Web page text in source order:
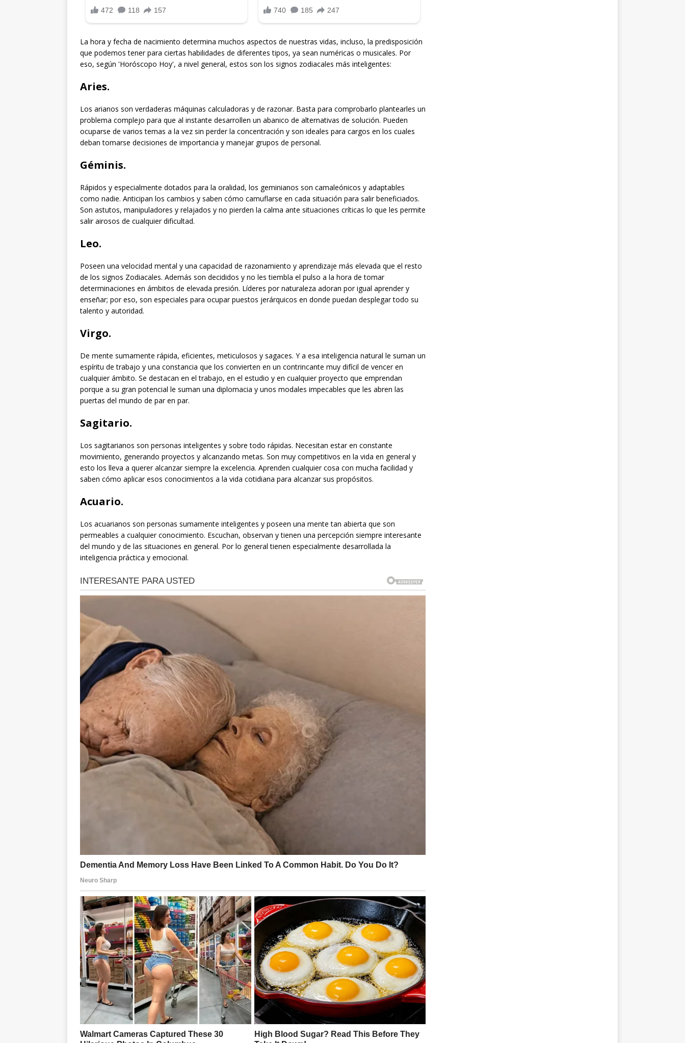
La hora y fecha de nacimiento determina muchos aspectos de nuestras vidas, incluso, la predisposición
que podemos tener para ciertas habilidades de diferentes tipos, ya sean numéricas o musicales. Por
eso, según 'Horóscopo Hoy', a nivel general, estos son los signos zodiacales más inteligentes:
Aries.
Los arianos son verdaderas máquinas calculadoras y de razonar. Basta para comprobarlo plantearles un
problema complejo para que al instante desarrollen un abanico de alternativas de solución. Pueden
ocuparse de varios temas a la vez sin perder la concentración y son ideales para cargos en los cuales
deban tomarse decisiones de importancia y manejar grupos de personal.
Géminis.
Rápidos y especialmente dotados para la oralidad, los geminianos son camaleónicos y adaptables
como nadie. Anticipan los cambios y saben cómo camuflarse en cada situación para salir beneficiados.
Son astutos, manipuladores y relajados y no pierden la calma ante situaciones críticas lo que les permite
salir airosos de cualquier dificultad.
Leo.
Poseen una velocidad mental y una capacidad de razonamiento y aprendizaje más elevada que el resto
de los signos Zodiacales. Además son decididos y no les tiembla el pulso a la hora de tomar
determinaciones en ámbitos de elevada presión. Líderes por naturaleza adoran por igual aprender y
enseñar; por eso, son especiales para ocupar puestos jerárquicos en donde puedan desplegar todo su
talento y autoridad.
Virgo.
De mente sumamente rápida, eficientes, meticulosos y sagaces. Y a esa inteligencia natural le suman un
espíritu de trabajo y una constancia que los convierten en un contrincante muy difícil de vencer en
cualquier ámbito. Se destacan en el trabajo, en el estudio y en cualquier proyecto que emprendan
porque a su gran potencial le suman una diplomacia y unos modales impecables que les abren las
puertas del mundo de par en par.
Sagitario.
Los sagitarianos son personas inteligentes y sobre todo rápidas. Necesitan estar en constante
movimiento, generando proyectos y alcanzando metas. Son muy competitivos en la vida en general y
esto los lleva a querer alcanzar siempre la excelencia. Aprenden cualquier cosa con mucha facilidad y
saben cómo aplicar esos conocimientos a la vida cotidiana para alcanzar sus propósitos.
Acuario.
Los acuarianos son personas sumamente inteligentes y poseen una mente tan abierta que son
permeables a cualquier conocimiento. Escuchan, observan y tienen una percepción siempre interesante
del mundo y de las situaciones en general. Por lo general tienen especialmente desarrollada la
inteligencia práctica y emocional.